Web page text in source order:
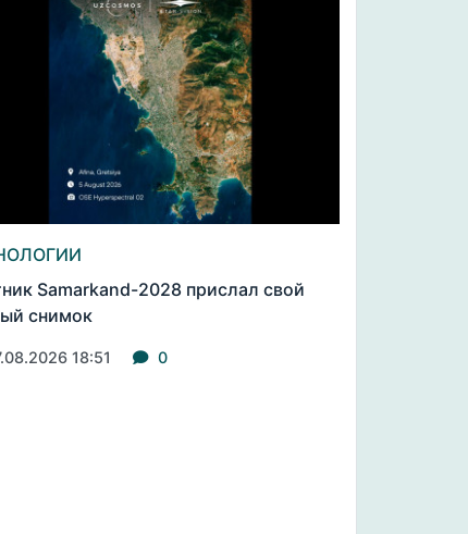
Samarkand-2028 прислал свой
снимок
18:51 0